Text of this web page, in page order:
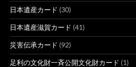
日本遺産カード (30)
日本遺産滋賀カード (41)
災害伝承カード (92)
足利の文化財一斉公開文化財カード (1)